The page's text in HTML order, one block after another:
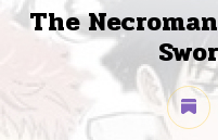
The